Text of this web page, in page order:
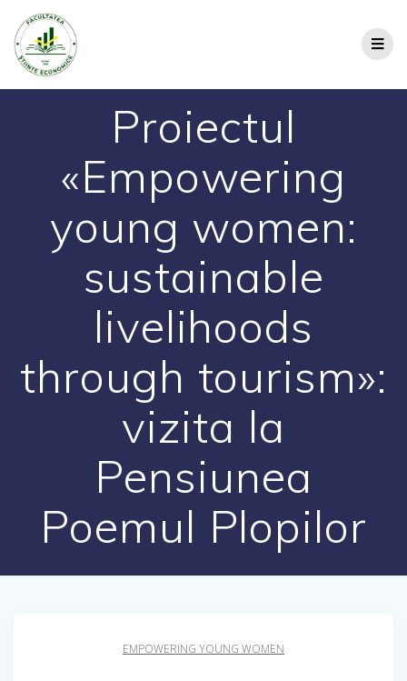
Proiectul
«Empowering
young women:
sustainable
livelihoods
through tourism»:
vizita la
Pensiunea
Poemul Plopilor
EMPOWERING YOUNG WOMEN